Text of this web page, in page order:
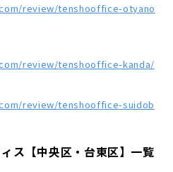
review/tenshooffice-otyano
review/tenshooffice-kanda/
review/tenshooffice-suidob
ス【中央区・台東区】一覧